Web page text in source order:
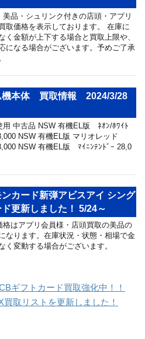
美品・シュリンク付きの店頭・アプリ
取価格を表示しております。 在庫に
く金額が上下する場合と買取上限や、
になる場合がございます。予めご了承
機本体 買取情報 2024/3/28
用 中古品 NSW 有機EL版 ﾈｵﾝ/ﾎﾜｲﾄ
NSW 有機EL版 マリオレッド
NSW 有機EL版 ﾏｲﾆﾝﾃﾝﾄﾞｰ 28,0
カード新弾アビスアイ シング
更新しました！ 5/24～
はアプリ会員様・店頭買取の美品の
なります。在庫状況・状態・相場で金
く変動する場合がございます。
ギフトカード買取強化中！！
取リストを更新しました！